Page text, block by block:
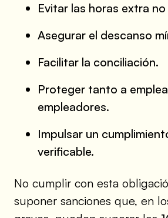
Evitar las horas extra
Asegurar el descanso
Facilitar la conciliación.
Proteger tanto a
empleadores.
Impulsar un
verificable.
No cumplir con esta
suponer sanciones que, en